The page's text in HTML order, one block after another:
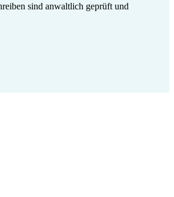
sind anwaltlich geprüft und